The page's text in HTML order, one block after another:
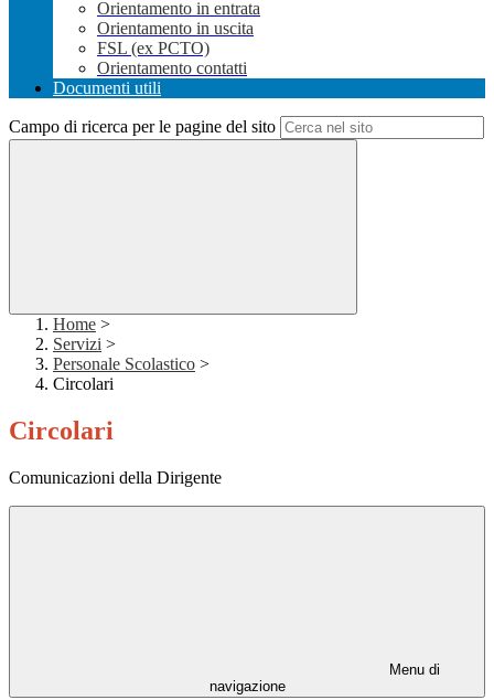
Orientamento in entrata
Orientamento in uscita
FSL (ex PCTO)
Orientamento contatti
Documenti utili
Campo di ricerca per le pagine del sito
Home >
Servizi >
Personale Scolastico >
Circolari
Circolari
Comunicazioni della Dirigente
Menu di
navigazione